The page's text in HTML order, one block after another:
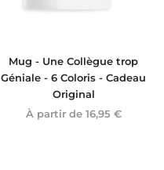
Mug - Une Collègue trop
Géniale - 6 Coloris - Cadeau
Original
À partir de 16,95 €